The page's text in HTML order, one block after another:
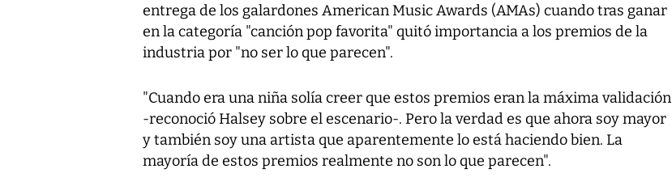
entrega de los galardones American Music Awards (AMAs) cuando tras ganar
en la categoría "canción pop favorita" quitó importancia a los premios de la
industria por "no ser lo que parecen".
"Cuando era una niña solía creer que estos premios eran la máxima validación
-reconoció Halsey sobre el escenario-. Pero la verdad es que ahora soy mayor
y también soy una artista que aparentemente lo está haciendo bien. La
mayoría de estos premios realmente no son lo que parecen".